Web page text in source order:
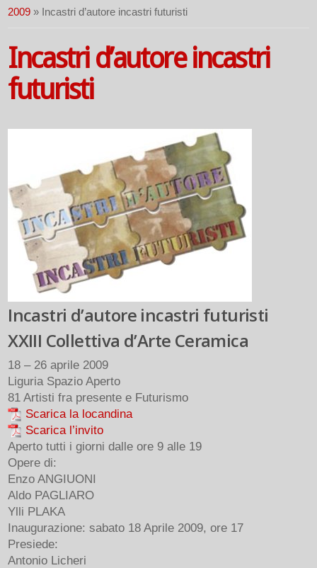
2009 » Incastri d’autore incastri futuristi
Incastri d’autore incastri
futuristi
Incastri d’autore incastri futuristi
XXIII Collettiva d’Arte Ceramica
18 – 26 aprile 2009
Liguria Spazio Aperto
81 Artisti fra presente e Futurismo
Scarica la locandina
Scarica l’invito
Aperto tutti i giorni dalle ore 9 alle 19
Opere di:
Enzo ANGIUONI
Aldo PAGLIARO
Ylli PLAKA
Inaugurazione: sabato 18 Aprile 2009, ore 17
Presiede:
Antonio Licheri